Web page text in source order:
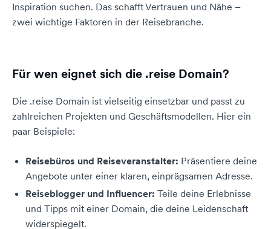
Inspiration suchen. Das schafft Vertrauen und Nähe –
zwei wichtige Faktoren in der Reisebranche.
Für wen eignet sich die .reise Domain?
Die .reise Domain ist vielseitig einsetzbar und passt zu
zahlreichen Projekten und Geschäftsmodellen. Hier ein
paar Beispiele:
Reisebüros und Reiseveranstalter: Präsentiere deine
Angebote unter einer klaren, einprägsamen Adresse.
Reiseblogger und Influencer: Teile deine Erlebnisse
und Tipps mit einer Domain, die deine Leidenschaft
widerspiegelt.